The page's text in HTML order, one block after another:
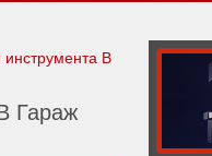
В
Гараж